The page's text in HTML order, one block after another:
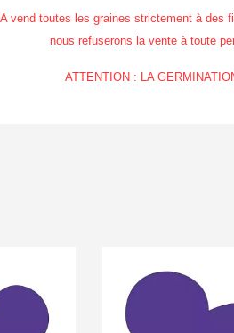
vend toutes les graines strictement à
nous refuserons la vente à toute
ATTENTION : LA